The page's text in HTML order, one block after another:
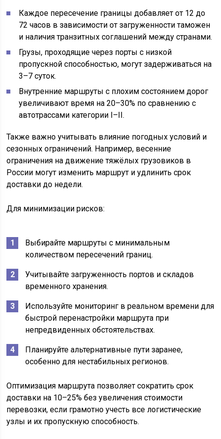
Каждое пересечение границы добавляет от 12 до
72 часов в зависимости от загруженности таможен
и наличия транзитных соглашений между странами.
Грузы, проходящие через порты с низкой
пропускной способностью, могут задерживаться на
3–7 суток.
Внутренние маршруты с плохим состоянием дорог
увеличивают время на 20–30% по сравнению с
автотрассами категории I–II.
Также важно учитывать влияние погодных условий и
сезонных ограничений. Например, весенние
ограничения на движение тяжёлых грузовиков в
России могут изменить маршрут и удлинить срок
доставки до недели.
Для минимизации рисков:
Выбирайте маршруты с минимальным
количеством пересечений границ.
Учитывайте загруженность портов и складов
временного хранения.
Используйте мониторинг в реальном времени для
быстрой перенастройки маршрута при
непредвиденных обстоятельствах.
Планируйте альтернативные пути заранее,
особенно для нестабильных регионов.
Оптимизация маршрута позволяет сократить срок
доставки на 10–25% без увеличения стоимости
перевозки, если грамотно учесть все логистические
узлы и их пропускную способность.